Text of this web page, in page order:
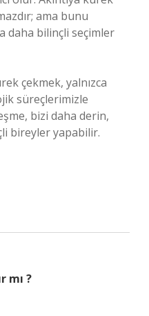
ama bunu
daha bilinçli seçimler
çekmek, yalnızca
süreçlerimizle
bizi daha derin,
bireyler yapabilir.
mı ?